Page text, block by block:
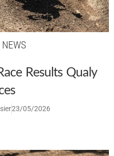
Results Qualy
23/05/2026